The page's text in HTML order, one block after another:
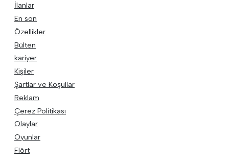
İlanlar
En son
Özellikler
Bülten
kariyer
Kişiler
Şartlar ve Koşullar
Reklam
Çerez Politikası
Olaylar
Oyunlar
Flört